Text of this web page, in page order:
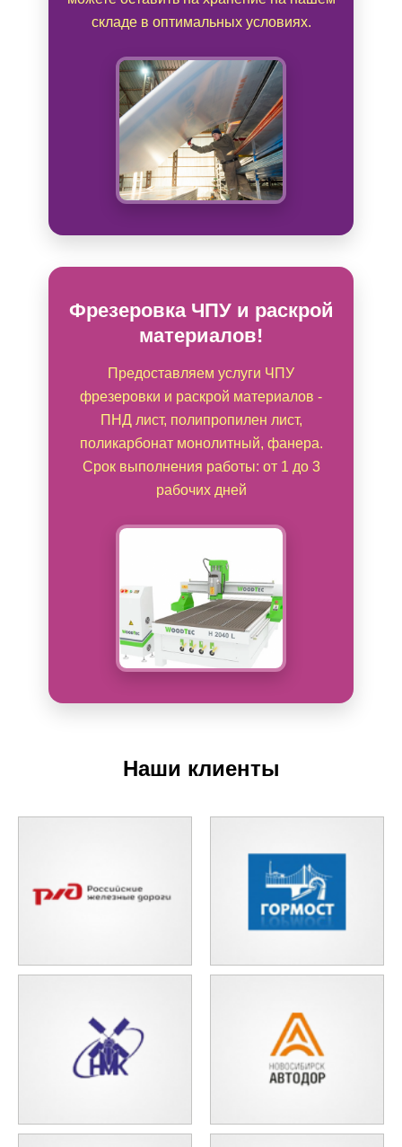
складе в оптимальных условиях.
Фрезеровка ЧПУ и раскрой
материалов!
Предоставляем услуги ЧПУ
фрезеровки и раскрой материалов -
ПНД лист, полипропилен лист,
поликарбонат монолитный, фанера.
Срок выполнения работы: от 1 до 3
рабочих дней
Наши клиенты